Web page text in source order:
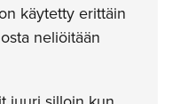
käytetty erittäin
neliöitään